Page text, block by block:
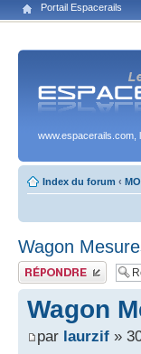
Portail Espacerails
www.espacerails.com,
Index du forum ‹
Wagon
Publier une réponse
Wagon
par laurzif »